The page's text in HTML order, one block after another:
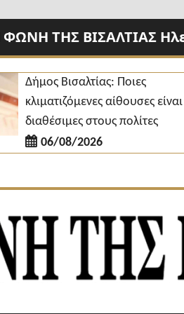
ΤΗΣ ΒΙΣΑΛΤΙΑΣ
Βισαλτίας: Ποιες
αίθουσες είναι
στους πολίτες
06/08/2026